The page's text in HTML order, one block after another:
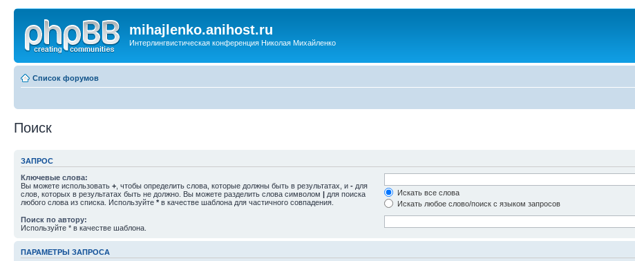
mihajlenko.anihost.ru
Интерлингвистическая конференция Николая Михайленко
Список форумов
Поиск
ЗАПРОС
Ключевые слова:
Вы можете использовать + , чтобы определить слова, которые должны быть в результатах, и - для
слов, которых в результатах быть не должно. Вы можете разделить слова символом | для поиска
любого слова из списка. Используйте * в качестве шаблона для частичного совпадения.
Искать все слова
Искать любое слово/поиск с языком запросов
Поиск по автору:
Используйте * в качестве шаблона.
ПАРАМЕТРЫ ЗАПРОСА